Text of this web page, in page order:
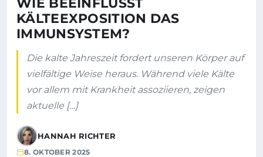
WIE BEEINFLUSST
KÄLTEEXPOSITION DAS
IMMUNSYSTEM?
Die kalte Jahreszeit fordert unseren Körper auf
vielfältige Weise heraus. Während viele Kälte
vor allem mit Krankheit assoziieren, zeigen
aktuelle […]
HANNAH RICHTER
8. OKTOBER 2025